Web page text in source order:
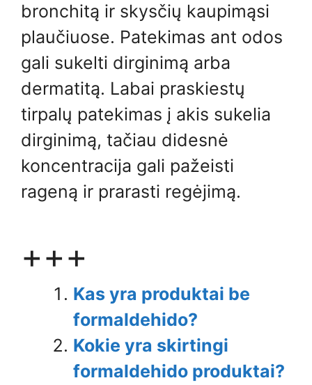
bronchitą ir skysčių kaupimąsi
plaučiuose. Patekimas ant odos
gali sukelti dirginimą arba
dermatitą. Labai praskiestų
tirpalų patekimas į akis sukelia
dirginimą, tačiau didesnė
koncentracija gali pažeisti
rageną ir prarasti regėjimą.
+++
Kas yra produktai be
formaldehido?
Kokie yra skirtingi
formaldehido produktai?